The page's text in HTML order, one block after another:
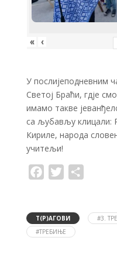
« ‹
У послијеподневним
Светој Браћи, гдје
имамо такве
са љубављу клицали:
Кириле, народа
учитељи!
a
o
o
k
T
w
e
r
Т(Р)АГОВИ
#3.
#ТРЕБИЊЕ